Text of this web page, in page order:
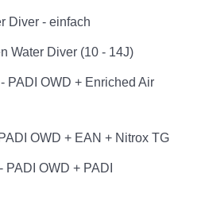
Diver - einfach
Water Diver (10 - 14J)
PADI OWD + Enriched Air
OWD + EAN + Nitrox TG
PADI OWD + PADI